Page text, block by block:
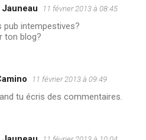
11 février 2013 à 08:45
pub intempestives?
ton blog?
11 février 2013 à 09:49
tu écris des commentaires.